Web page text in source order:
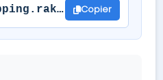
offre-
Copier